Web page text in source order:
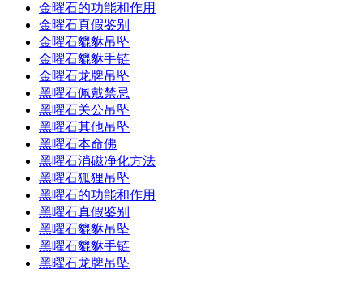
金曜石的功能和作用
金曜石真假鉴别
金曜石貔貅吊坠
金曜石貔貅手链
金曜石龙牌吊坠
黑曜石佩戴禁忌
黑曜石关公吊坠
黑曜石其他吊坠
黑曜石本命佛
黑曜石消磁净化方法
黑曜石狐狸吊坠
黑曜石的功能和作用
黑曜石真假鉴别
黑曜石貔貅吊坠
黑曜石貔貅手链
黑曜石龙牌吊坠